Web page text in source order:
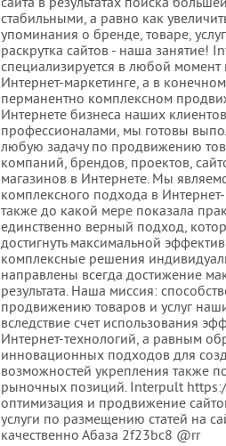
стабильными, а равно как
упоминания о бренде, товаре,
раскрутка сайтов - наша занятие!
специализируется в любой
Интернет-маркетинге, а в
перманентно комплексном
Интернете бизнеса наших
профессионалами, мы готовы
любую задачу по продвижению
компаний, брендов, проектов,
магазинов в Интернете. Мы
комплексного подхода в
также до какой мере показала
единственно верный подход,
достигнуть максимальной
комплексные решения
направлены всегда достижение
результата. Наша миссия:
продвижению товаров и услуг
вследствие счет использования
Интернет-технологий, а равным
инновационных подходов для
возможностей укрепления также
рыночных позиций. Interpult
оптимизация и продвижение
услуги по размещению статей на
качественно Абаза 2f23bc8 @rr